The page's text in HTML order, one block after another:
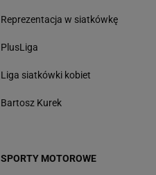
Reprezentacja w siatkówkę
PlusLiga
Liga siatkówki kobiet
Bartosz Kurek
SPORTY MOTOROWE